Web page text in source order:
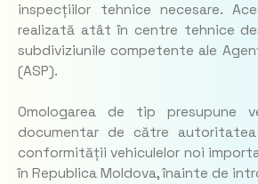
inspecțiilor tehnice necesare.
realizată atât în centre tehnice
subdiviziunile competente ale
(ASP).
Omologarea de tip presupune
documentar de către
conformității vehiculelor noi
în Republica Moldova, înainte de